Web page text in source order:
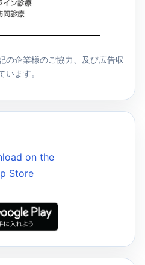
の企業様のご協力、及び広告収
います。